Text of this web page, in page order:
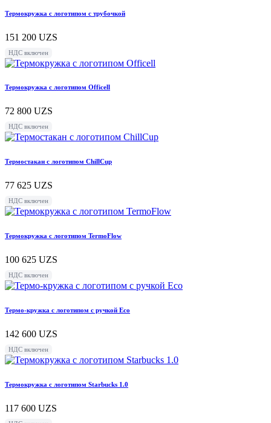
Термокружка с логотипом с трубочкой
151 200 UZS
НДС включен
Термокружка с логотипом Officell
72 800 UZS
НДС включен
Термостакан с логотипом ChillCup
77 625 UZS
НДС включен
Термокружка с логотипом TermoFlow
100 625 UZS
НДС включен
Термо-кружка с логотипом с ручкой Eco
142 600 UZS
НДС включен
Термокружка с логотипом Starbucks 1.0
117 600 UZS